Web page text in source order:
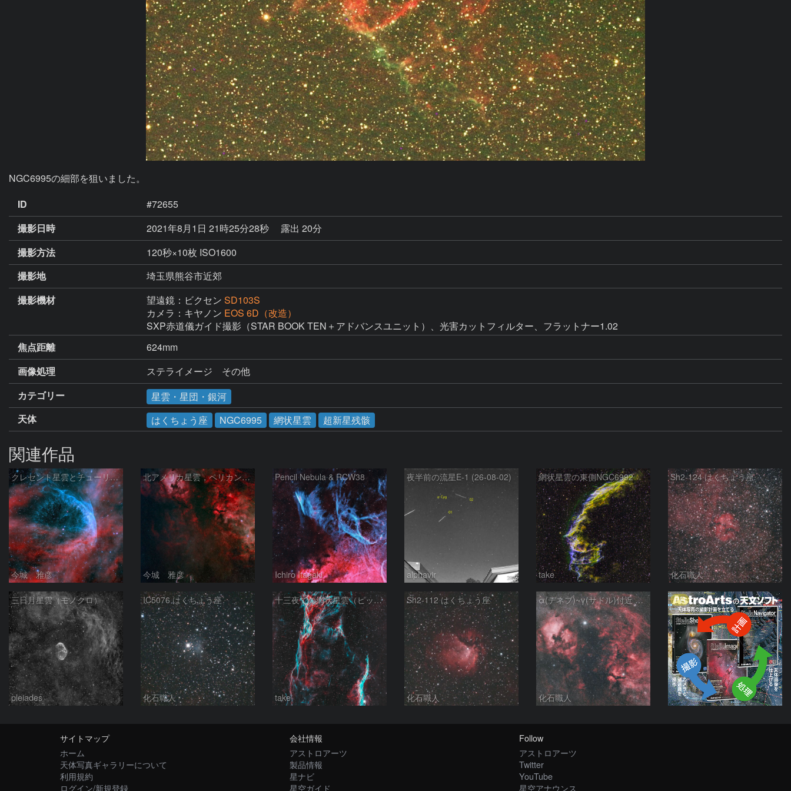
NGC6995の細部を狙いました。
ID
#72655
撮影日時
2021年8月1日 21時25分28秒
露出 20分
撮影方法
120秒×10枚 ISO1600
撮影地
埼玉県熊谷市近郊
撮影機材
望遠鏡：ビクセン SD103S
カメラ：キヤノン EOS 6D（改造）
SXP赤道儀ガイド撮影（STAR BOOK TEN＋アドバンスユニット）、光害カットフィルター、フラットナー1.02
焦点距離
624mm
画像処理
ステライメージ　その他
カテゴリー
星雲・星団・銀河
天体
はくちょう座 NGC6995 網状星雲 超新星残骸
関連作品
クレセント星雲とチューリップ星雲の真ん中あたりにある星雲 NGC6883 ???
今城 雅彦
北アメリカ星雲，ペリカン星雲，サドル付近，クレセント星雲，網状星雲・・・etc
今城 雅彦
Pencil Nebula & RCW38
Ichiro Itagaki
夜半前の流星E-1 (26-08-02)
alphavir
網状星雲の東側NGC6992
take
Sh2-124 はくちょう座
化石職人
三日月星雲（モノクロ）
pleiades
IC5076 はくちょう座
化石職人
十三夜での網状星雲（ピッカリングの三角）
take
Sh2-112 はくちょう座
化石職人
α(デネブ)~γ(サドル)付近 NGC7000 北アメリカ星雲 IC5067~5070 ペリカン星雲 はくちょう座
化石職人
PR
サイトマップ
ホーム
天体写真ギャラリーについて
利用規約
ログイン/新規登録
会社情報
アストロアーツ
製品情報
星ナビ
星空ガイド
Follow
アストロアーツ
Twitter
YouTube
星空アナウンス